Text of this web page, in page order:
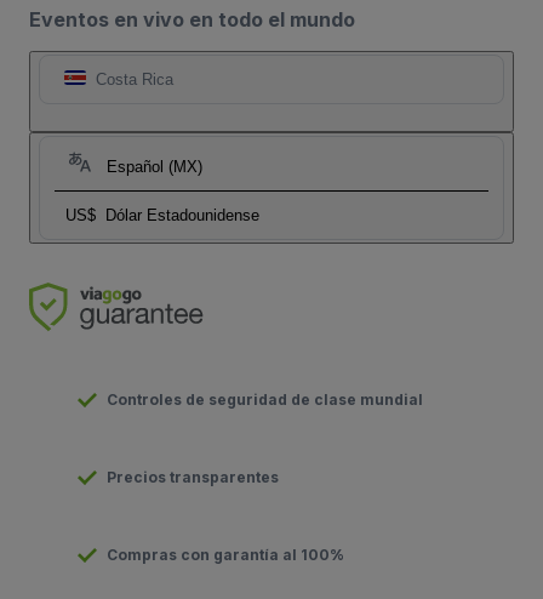
Eventos en vivo en todo el mundo
Costa Rica
Español (MX)
US$ Dólar Estadounidense
Controles de seguridad de clase mundial
Precios transparentes
Compras con garantía al 100%